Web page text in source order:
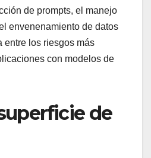
de prompts, el manejo
envenenamiento de datos
entre los riesgos más
con modelos de
de